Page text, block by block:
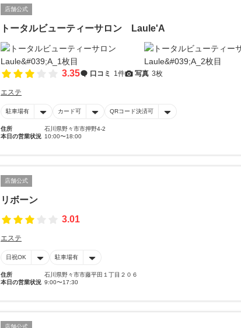
店舗公式
トータルビューティーサロン Laule'A
3.35 口コミ 1件 写真 3枚
エステ
駐車場有 カード可 QRコード決済可
住所
石川県野々市市押野4-2
本日の営業状況 10:00〜18:00
店舗公式
リボーン
3.01
エステ
日祝OK 駐車場有
住所
石川県野々市市藤平田１丁目２０６
本日の営業状況 9:00〜17:30
店舗公式